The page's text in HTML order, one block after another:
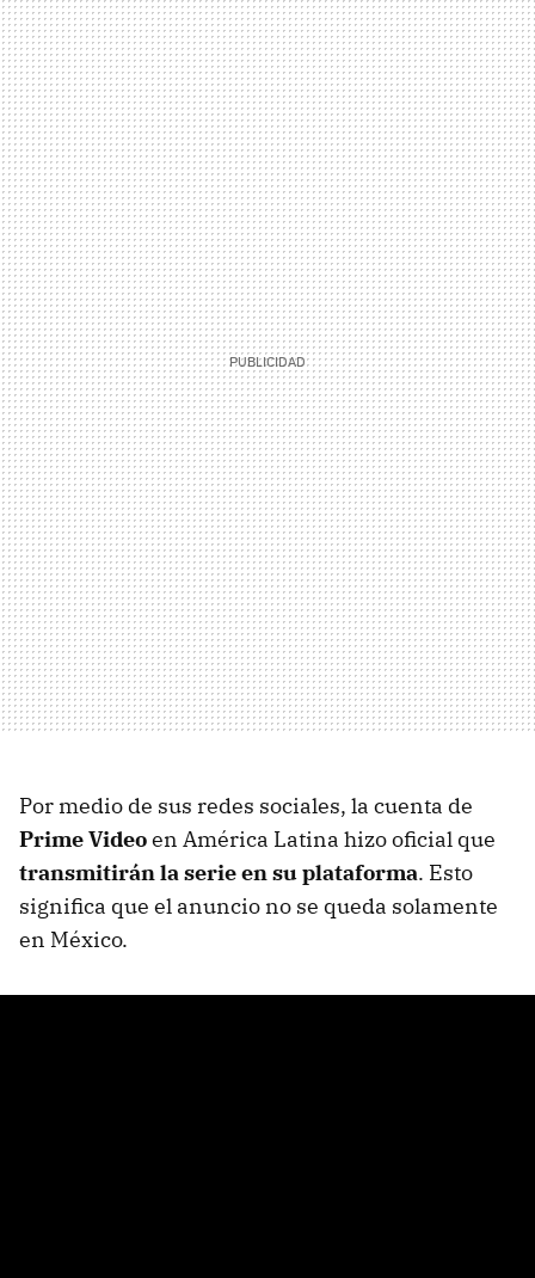
Por medio de sus redes sociales, la cuenta de
Prime Videoen América Latina hizo oficial que
transmitirán la serie en su plataforma. Esto
significa que el anuncio no se queda solamente
en México.